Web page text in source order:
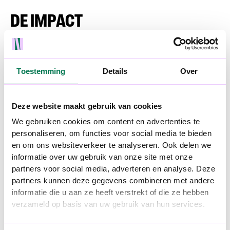
Toestemming Details Over
Deze website maakt gebruik van cookies
We gebruiken cookies om content en advertenties te
personaliseren, om functies voor social media te bieden
en om ons websiteverkeer te analyseren. Ook delen we
informatie over uw gebruik van onze site met onze
partners voor social media, adverteren en analyse. Deze
partners kunnen deze gegevens combineren met andere
informatie die u aan ze heeft verstrekt of die ze hebben
verzameld op basis van uw gebruik van hun services.
DE IMPACT
Op dit moment zijn we nog volop bezig met de
volledige externe uitrol, maar intern zien we al
enkele positieve signalen:
Vynckeneers.
Social media engagement: De interne video’s en
content werden gretig gedeeld. Trots? Check!
Sterker community-gevoel: De nieuwe identiteit
bracht medewerkers dichter bij elkaar en
versterkte de ‘firemaker’-mentaliteit.